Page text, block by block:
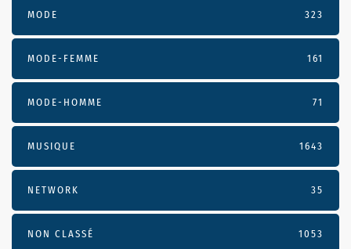
MODE 323
MODE-FEMME 161
MODE-HOMME 71
MUSIQUE 1643
NETWORK 35
NON CLASSÉ 1053